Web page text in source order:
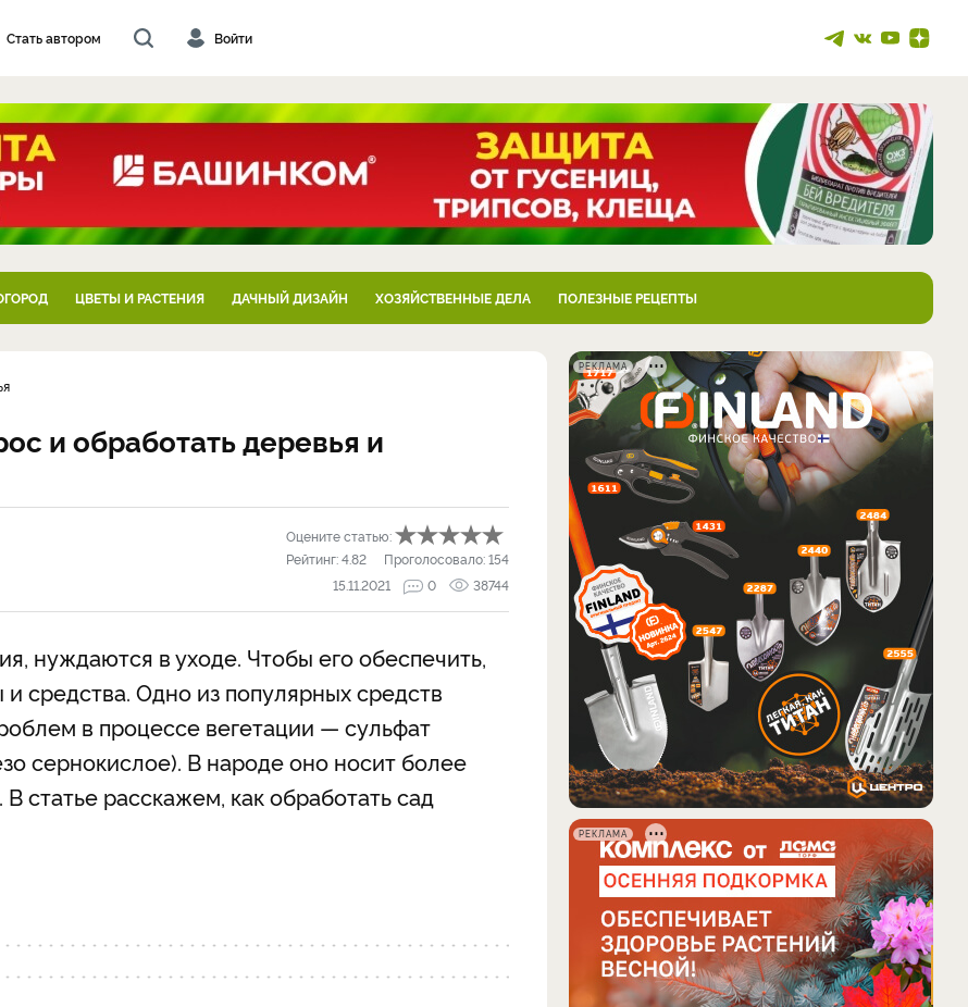
Стать автором Войти
ЦВЕТЫ И РАСТЕНИЯ ДАЧНЫЙ ДИЗАЙН ХОЗЯЙСТВЕННЫЕ ДЕЛА ПОЛЕЗНЫЕ РЕЦЕПТЫ
и обработать деревья и
Оцените статью:
Рейтинг:4.82 Проголосовало:154
15.11.2021
0 38744
нуждаются в уходе. Чтобы его обеспечить,
средства. Одно из популярных средств
в процессе вегетации — сульфат
сернокислое). В народе оно носит более
статье расскажем, как обработать сад
РЕКЛАМА
РЕКЛАМА